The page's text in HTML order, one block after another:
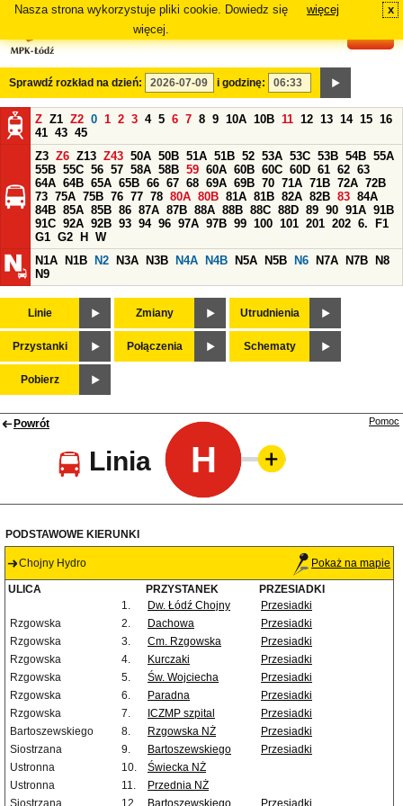
Nasza strona wykorzystuje pliki cookie. Dowiedz się
więcej.
więcej x
Sprawdź rozkład na dzień: i godzinę:
Z Z1 Z2 0 1 2 3 4 5 6 7 8 9 10A 10B 11 12 13 14 15 16
41 43 45
Z3 Z6 Z13 Z43 50A 50B 51A 51B 52 53A 53C 53B 54B 55A
55B 55C 56 57 58A 58B 59 60A 60B 60C 60D 61 62 63
64A 64B 65A 65B 66 67 68 69A 69B 70 71A 71B 72A 72B
73 75A 75B 76 77 78 80A 80B 81A 81B 82A 82B 83 84A
84B 85A 85B 86 87A 87B 88A 88B 88C 88D 89 90 91A 91B
91C 92A 92B 93 94 96 97A 97B 99 100 101 201 202 6.
F1
G1 G2 H
W
N1A
N1B N2 N3A N3B N4A N4B N5A N5B N6 N7A N7B
N8
N9
Linie Zmiany Utrudnienia
Przystanki Połączenia Schematy
Pobierz
Powrót
Linia H
Pomoc
PODSTAWOWE KIERUNKI
Chojny Hydro Pokaż na mapie
ULICA PRZYSTANEK
PRZESIADKI
1.
Dw. Łódź Chojny
Przesiadki
Rzgowska
2. Dachowa
Przesiadki
Rzgowska
3. Cm. Rzgowska
Przesiadki
Rzgowska
4. Kurczaki
Przesiadki
Rzgowska
5. Św. Wojciecha
Przesiadki
Rzgowska
6. Paradna
Przesiadki
Rzgowska
7. ICZMP szpital
Przesiadki
Bartoszewskiego
8. Rzgowska NŻ
Przesiadki
Siostrzana
9. Bartoszewskiego
Przesiadki
Ustronna
10.
Świecka NŻ
Ustronna
11.
Przednia NŻ
Siostrzana
12. Bartoszewskiego Przesiadki